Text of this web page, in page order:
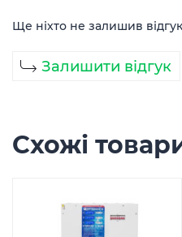
Ще ніхто не залишив
Залишити відгук
Схожі